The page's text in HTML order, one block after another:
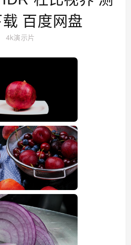
百度网盘
4k演示片